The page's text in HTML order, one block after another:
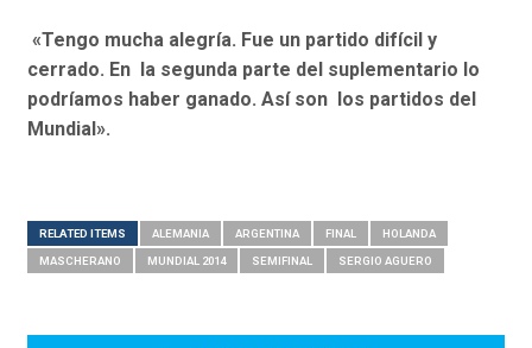
«Tengo mucha alegría. Fue un partido difícil y
cerrado. En la segunda parte del suplementario lo
podríamos haber ganado. Así son los partidos del
Mundial».
RELATED ITEMS ALEMANIA ARGENTINA FINAL HOLANDA
MASCHERANO MUNDIAL 2014 SEMIFINAL SERGIO AGUERO